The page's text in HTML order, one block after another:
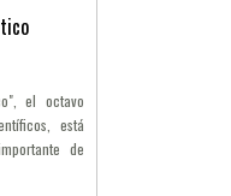
el octavo
está
de